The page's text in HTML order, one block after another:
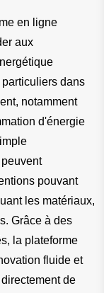
en ligne
aux
dans
notamment
d'énergie
pouvant
les matériaux,
Grâce à des
la plateforme
fluide et
de